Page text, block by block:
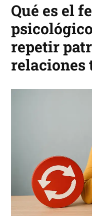
Qué es el
repetir
relaciones